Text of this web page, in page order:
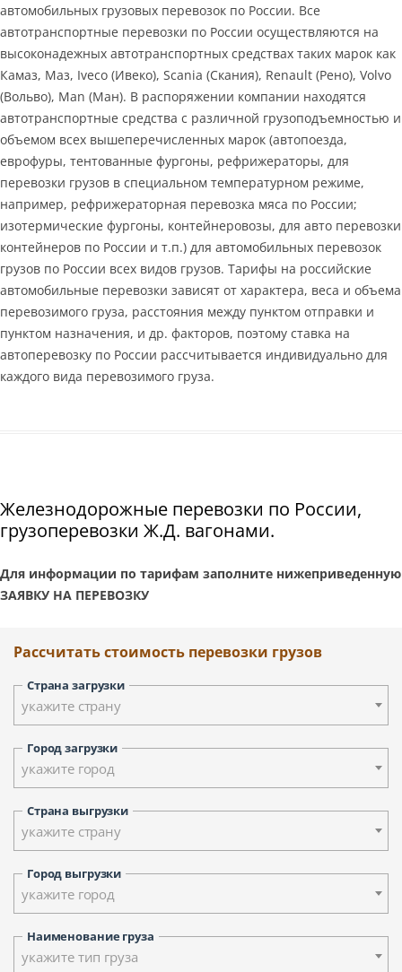
автомобильных грузовых перевозок по России. Все
автотранспортные перевозки по России осуществляются на
высоконадежных автотранспортных средствах таких марок как
Камаз, Маз, Iveco (Ивеко), Scania (Скания), Renault (Рено), Volvo
(Вольво), Man (Ман). В распоряжении компании находятся
автотранспортные средства с различной грузоподъемностью и
объемом всех вышеперечисленных марок (автопоезда,
еврофуры, тентованные фургоны, рефрижераторы, для
перевозки грузов в специальном температурном режиме,
например, рефрижераторная перевозка мяса по России;
изотермические фургоны, контейнеровозы, для авто перевозки
контейнеров по России и т.п.) для автомобильных перевозок
грузов по России всех видов грузов. Тарифы на российские
автомобильные перевозки зависят от характера, веса и объема
перевозимого груза, расстояния между пунктом отправки и
пунктом назначения, и др. факторов, поэтому ставка на
автоперевозку по России рассчитывается индивидуально для
каждого вида перевозимого груза.
Железнодорожные перевозки по России,
грузоперевозки Ж.Д. вагонами.
Для информации по тарифам заполните нижеприведенную
ЗАЯВКУ НА ПЕРЕВОЗКУ
Рассчитать стоимость перевозки грузов
Страна загрузки
укажите страну
Город загрузки
укажите город
Страна выгрузки
укажите страну
Город выгрузки
укажите город
Наименование груза
укажите тип груза